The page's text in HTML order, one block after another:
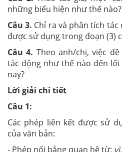
những biểu hiện như thế nào?
Câu 3. Chỉ ra và phân tích
được sử dụng trong đoạn (3)
Câu 4. Theo anh/chị, việc đề
tác động như thế nào đến
nay?
Lời giải chi tiết
Câu 1:
Các phép liên kết được sử
của văn bản:
- Phép nối bằng quan hệ từ: